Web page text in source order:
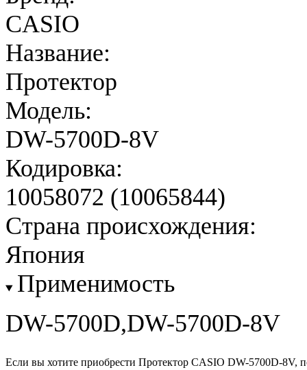
CASIO
Название:
Протектор
Модель:
DW-5700D-8V
Кодировка:
10058072 (10065844)
Страна происхождения:
Япония
Применимость
DW-5700D,DW-5700D-8V
Если вы хотите приобрести Протектор CASIO DW-5700D-8V,